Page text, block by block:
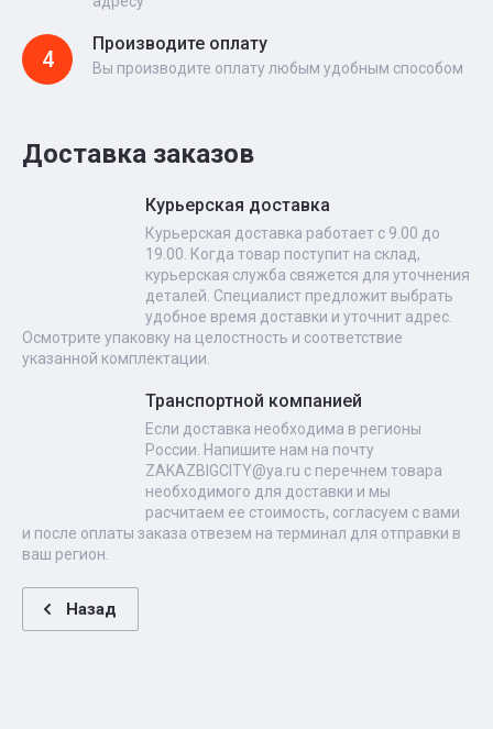
4
Производите оплату
Вы производите оплату любым удобным способом
Доставка заказов
Курьерская доставка
Курьерская доставка работает с 9.00 до
19.00. Когда товар поступит на склад,
курьерская служба свяжется для уточнения
деталей. Специалист предложит выбрать
удобное время доставки и уточнит адрес.
Осмотрите упаковку на целостность и соответствие
указанной комплектации.
Транспортной компанией
Если доставка необходима в регионы
России. Напишите нам на почту
ZAKAZBIGCITY@ya.ru с перечнем товара
необходимого для доставки и мы
расчитаем ее стоимость, согласуем с вами
и после оплаты заказа отвезем на терминал для отправки в
ваш регион.
Назад